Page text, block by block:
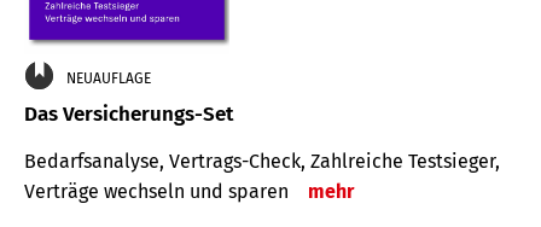
NEUAUFLAGE
Das Versicherungs-Set
Bedarfsanalyse, Vertrags-Check, Zahlreiche Testsieger,
Verträge wechseln und sparen
mehr